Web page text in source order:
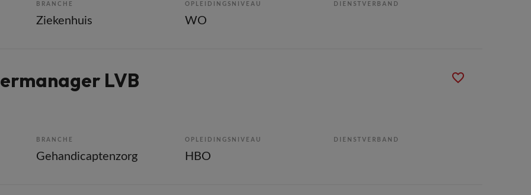
BRANCHE
Ziekenhuis
OPLEIDINGSNIVEAU
WO
DIENSTVERBAND
LVB
BRANCHE
Gehandicaptenzorg
OPLEIDINGSNIVEAU
HBO
DIENSTVERBAND